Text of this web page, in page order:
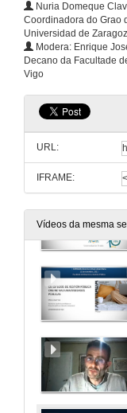
Nuria Domeque
Coordinadora do Grao
Universidad de
Modera: Enrique
Decano da Facultade
Vigo
URL:
IFRAME:
Vídeos da mesma